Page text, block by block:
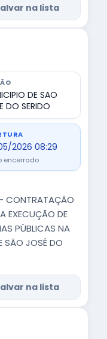
na lista
DE SAO
DO SERIDO
2026 08:29
encerrado
EXECUÇÃO DE
PÚBLICAS NA
SÃO JOSÉ DO
na lista